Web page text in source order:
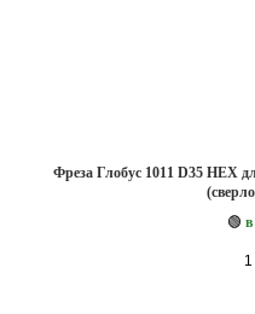
Фреза Глобус 1011 D35 HEX
🟢